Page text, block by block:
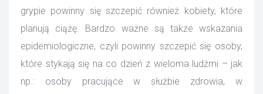
grypie powinny się szczepić również kobiety, które
planują ciążę. Bardzo ważne są także wskazania
epidemiologiczne, czyli powinny szczepić się osoby,
które stykają się na co dzień z wieloma ludźmi – jak
np.: osoby pracujące w służbie zdrowia, w